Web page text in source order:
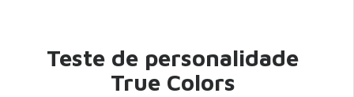
Teste de personalidade
True Colors